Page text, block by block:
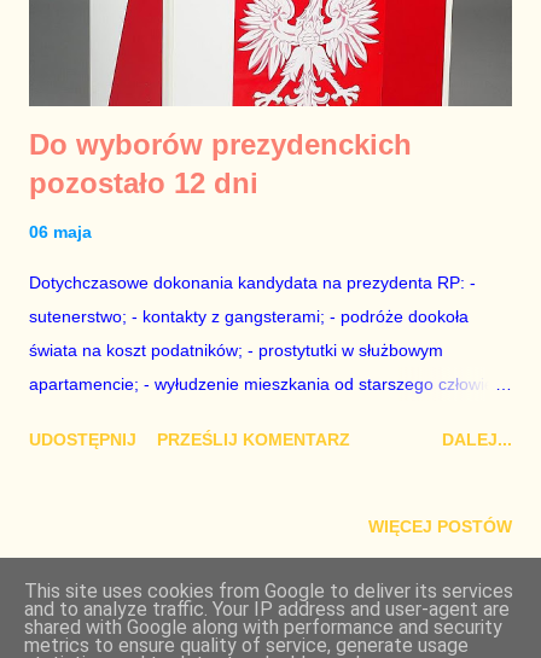
Do wyborów prezydenckich
pozostało 12 dni
06 maja
Dotychczasowe dokonania kandydata na prezydenta RP: -
sutenerstwo; - kontakty z gangsterami; - podróże dookoła
świata na koszt podatników; - prostytutki w służbowym
apartamencie; - wyłudzenie mieszkania od starszego człowieka
tym, gdy Karol Nawrocki przejął mieszkanie Pana Jerzego,
UDOSTĘPNIJ PRZEŚLIJ KOMENTARZ DALEJ...
WIĘCEJ POSTÓW
Obsługiwane przez usługę Blogger
This site uses cookies from Google to deliver its services
and to analyze traffic. Your IP address and user-agent are
shared with Google along with performance and security
metrics to ensure quality of service, generate usage